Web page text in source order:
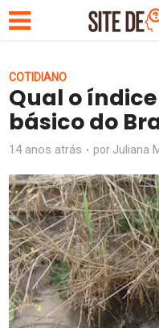
COTIDIANO
Qual o
básico do
14 anos atrás por Juliana